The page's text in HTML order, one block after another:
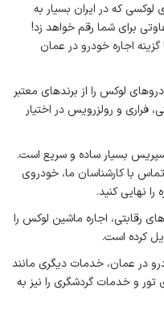
که در ایران بسیار به
برای شما رقم خواهد زد!
اجاره خودرو در عمان
لوکس را از برندهای معتبر
فراری و رولزرویس در اختیار
سپریس بسیار ساده و سریع است.
با کارشناسان ما، خودروی
نهایی کنید.
رقابتی، اجاره ماشین لوکس را
کرده است.
در عمان، خدمات دیگری مانند
تور و خدمات گردشگری را نیز به